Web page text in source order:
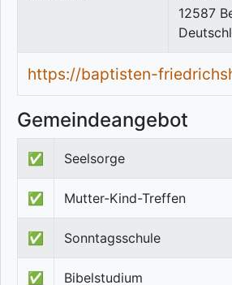
12587
https://baptisten-
Gemeindeangebot
✅ Seelsorge
✅ Mutter-Kind-Treffen
✅ Sonntagsschule
✅ Bibelstudium